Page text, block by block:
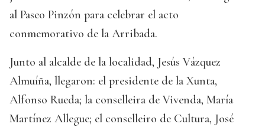
al Paseo Pinzón para celebrar el acto
conmemorativo de la Arribada.
Junto al alcalde de la localidad, Jesús Vázquez
Almuíña, llegaron: el presidente de la Xunta,
Alfonso Rueda; la conselleira de Vivenda, María
Martínez Allegue; el conselleiro de Cultura, José